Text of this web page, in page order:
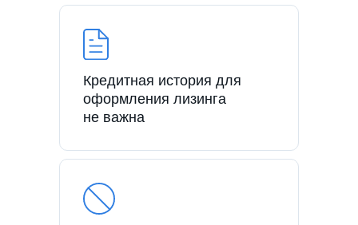
Кредитная история для
оформления лизинга
не важна